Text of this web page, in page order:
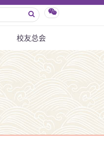
校友总会